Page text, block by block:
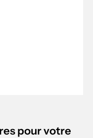
pour votre